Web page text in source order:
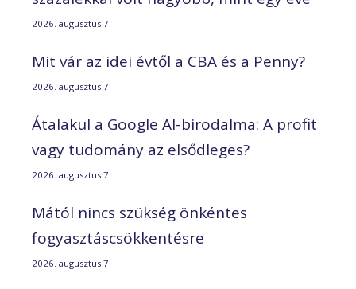
2026. augusztus 7.
Mit vár az idei évtől a CBA és a Penny?
2026. augusztus 7.
Átalakul a Google AI-birodalma: A profit
vagy tudomány az elsődleges?
2026. augusztus 7.
Mától nincs szükség önkéntes
fogyasztáscsökkentésre
2026. augusztus 7.